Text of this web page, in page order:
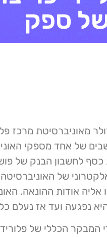
ספק
של אחד מספקי
לחשבון הבנק של
של
אודות ההונאה.
המבקר הכללי של